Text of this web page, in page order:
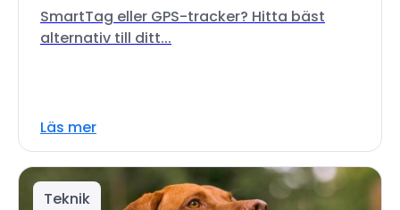
SmartTag eller GPS-tracker? Hitta bäst
alternativ till ditt...
Läs mer
Teknik